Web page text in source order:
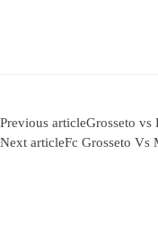
Previous articleGrosseto
Next articleFc Grosseto Vs